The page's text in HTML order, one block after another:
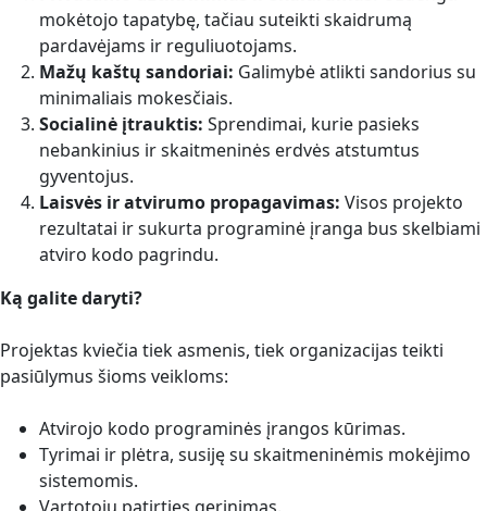
mokėtojo tapatybę, tačiau suteikti skaidrumą
pardavėjams ir reguliuotojams.
Mažų kaštų sandoriai: Galimybė atlikti sandorius su
minimaliais mokesčiais.
Socialinė įtrauktis: Sprendimai, kurie pasieks
nebankinius ir skaitmeninės erdvės atstumtus
gyventojus.
Laisvės ir atvirumo propagavimas: Visos projekto
rezultatai ir sukurta programinė įranga bus skelbiami
atviro kodo pagrindu.
Ką galite daryti?
Projektas kviečia tiek asmenis, tiek organizacijas teikti
pasiūlymus šioms veikloms:
Atvirojo kodo programinės įrangos kūrimas.
Tyrimai ir plėtra, susiję su skaitmeninėmis mokėjimo
sistemomis.